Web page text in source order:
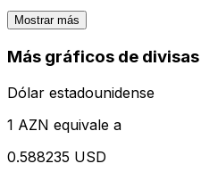
Mostrar más
Más gráficos de
Dólar estadounidense
1 AZN equivale a
0.588235 USD